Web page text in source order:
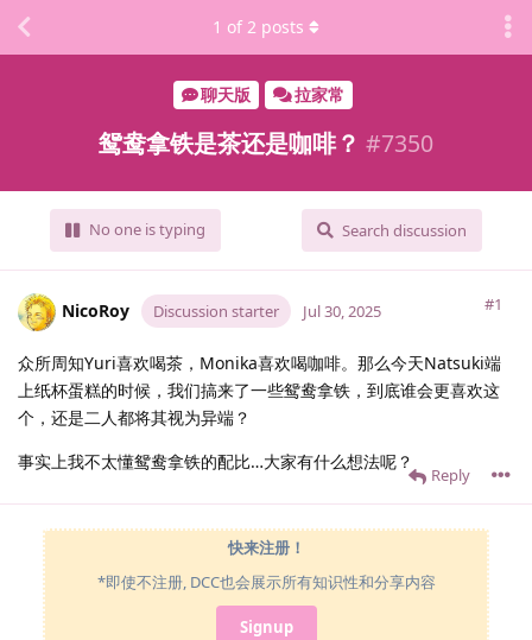
聊天版 拉家常
鸳鸯拿铁是茶还是咖啡？ #7350
No one is typing Search discussion
1 of 2 posts
NicoRoy Discussion starter #1
Jul 30, 2025
众所周知Yuri喜欢喝茶，Monika喜欢喝咖啡。那么今天Natsuki端
上纸杯蛋糕的时候，我们搞来了一些鸳鸯拿铁，到底谁会更喜欢这
个，还是二人都将其视为异端？
事实上我不太懂鸳鸯拿铁的配比…大家有什么想法呢？
Reply
快来注册！
*即使不注册, DCC也会展示所有知识性和分享内容
Signup